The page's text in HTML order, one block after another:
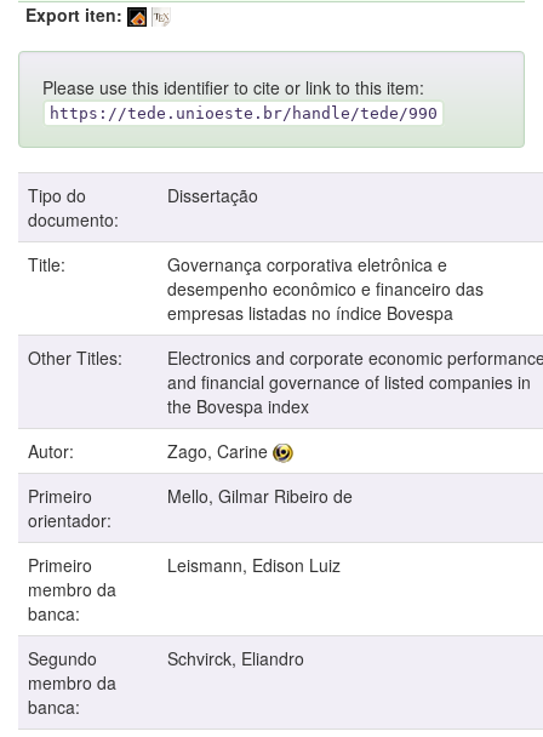
Export iten:
Please use this identifier to cite or link to this item:
https://tede.unioeste.br/handle/tede/990
Tipo do
documento:
Dissertação
Title:
Governança corporativa eletrônica e
desempenho econômico e financeiro das
empresas listadas no índice Bovespa
Other Titles:
Electronics and corporate economic
and financial governance of listed companies in
the Bovespa index
Autor:
Zago, Carine
Primeiro
orientador:
Mello, Gilmar Ribeiro de
Primeiro
membro da
banca:
Leismann, Edison Luiz
Segundo
membro da
banca:
Schvirck, Eliandro